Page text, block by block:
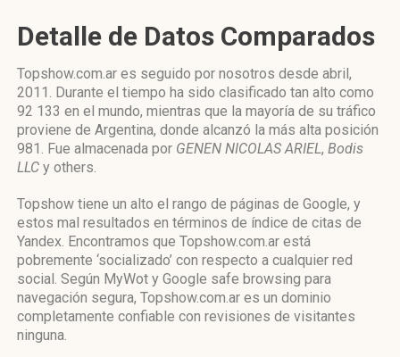
Detalle de Datos Comparados
Topshow.com.ar es seguido por nosotros desde abril,
2011. Durante el tiempo ha sido clasificado tan alto como
92 133 en el mundo, mientras que la mayoría de su tráfico
proviene de Argentina, donde alcanzó la más alta posición
981. Fue almacenada por GENEN NICOLAS ARIEL, Bodis
LLC y others.
Topshow tiene un alto el rango de páginas de Google, y
estos mal resultados en términos de índice de citas de
Yandex. Encontramos que Topshow.com.ar está
pobremente ‘socializado’ con respecto a cualquier red
social. Según MyWot y Google safe browsing para
navegación segura, Topshow.com.ar es un dominio
completamente confiable con revisiones de visitantes
ninguna.